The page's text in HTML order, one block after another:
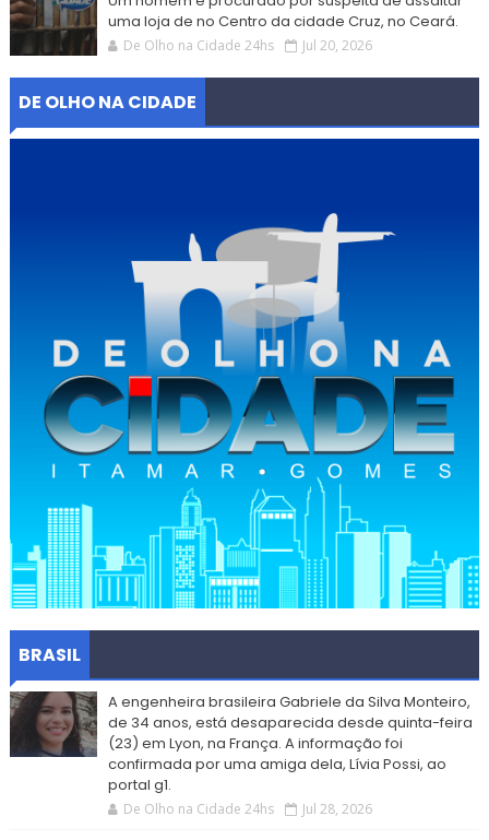
uma loja de no Centro da cidade Cruz, no Ceará.
De Olho na Cidade 24hs Jul 20, 2026
DE OLHO NA CIDADE
BRASIL
A engenheira brasileira Gabriele da Silva Monteiro,
de 34 anos, está desaparecida desde quinta-feira
(23) em Lyon, na França. A informação foi
confirmada por uma amiga dela, Lívia Possi, ao
portal g1.
De Olho na Cidade 24hs Jul 28, 2026